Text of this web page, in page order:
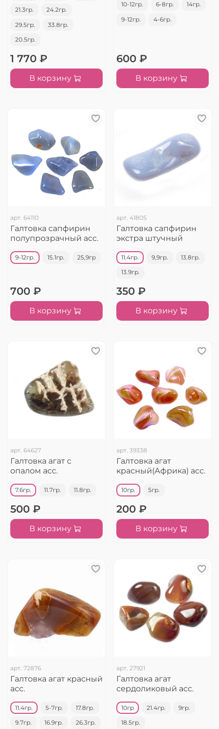
21.3гр. 24.2гр.
29.5гр. 33.8гр.
20.5гр.
1 770 ₽
В корзину
10-12гр. 6-8гр. 14гр.
9-12гр. 4-6гр.
600 ₽
В корзину
арт. 64110
Галтовка сапфирин
полупрозрачный асс.
9-12гр. 15.1гр. 25,9гр
700 ₽
В корзину
арт. 41805
Галтовка сапфирин
экстра штучный
11.4гр. 9,9гр. 13.8гр.
13.9гр.
350 ₽
В корзину
арт. 64627
Галтовка агат с
опалом асс.
7.6гр. 11.7гр. 11.8гр.
500 ₽
В корзину
арт. 39338
Галтовка агат
красный(Африка) асс.
10гр. 5гр.
200 ₽
В корзину
арт. 72876
Галтовка агат красный
асс.
11.4гр. 5-7гр. 17.8гр.
9.7гр. 16.9гр. 26.3гр.
арт. 27921
Галтовка агат
сердоликовый асс.
10гр 21.4гр. 9гр.
18.5гр.